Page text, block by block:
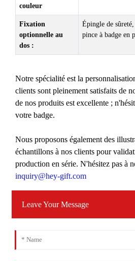
couleur
Fixation
optionnelle au
dos :
Épingle de
pince à badge en
Notre spécialité est la
clients sont pleinement satisfaits de
de nos produits est excellente ;
votre badge.
Nous proposons également des
échantillons à nos clients pour
production en série. N'hésitez pas à
inquiry@hey-gift.com
Leave Your Message